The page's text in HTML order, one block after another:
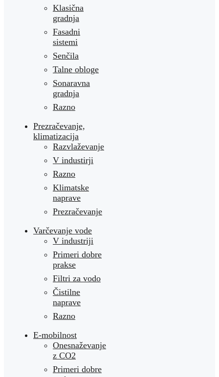
Klasična
gradnja
Fasadni
sistemi
Senčila
Talne obloge
Sonaravna
gradnja
Razno
Prezračevanje,
klimatizacija
Razvlaževanje
V industirji
Razno
Klimatske
naprave
Prezračevanje
Varčevanje vode
V industriji
Primeri dobre
prakse
Filtri za vodo
Čistilne
naprave
Razno
E-mobilnost
Onesnaževanje
z CO2
Primeri dobre